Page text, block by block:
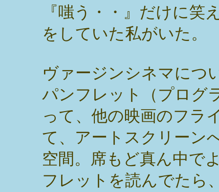
『嗤う・・』だけに笑
をしていた私がいた。
ヴァージンシネマにつ
パンフレット（プログ
って、他の映画のフラ
て、アートスクリーン
空間。席もど真ん中で
フレットを読んでたら